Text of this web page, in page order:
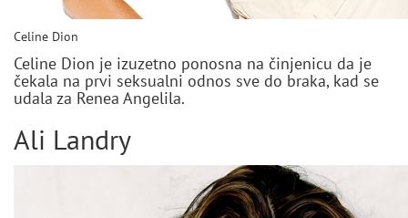
Celine Dion
Celine Dion je izuzetno ponosna na činjenicu da je
čekala na prvi seksualni odnos sve do braka, kad se
udala za Renea Angelila.
Ali Landry